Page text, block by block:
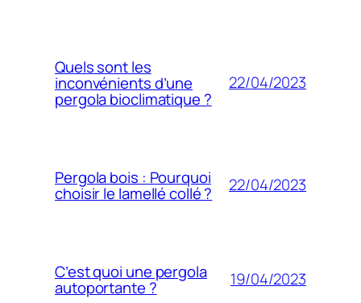
Quels sont les
inconvénients d’une
pergola bioclimatique ?
22/04/2023
Pergola bois : Pourquoi
choisir le lamellé collé ? 22/04/2023
C’est quoi une pergola
autoportante ? 19/04/2023